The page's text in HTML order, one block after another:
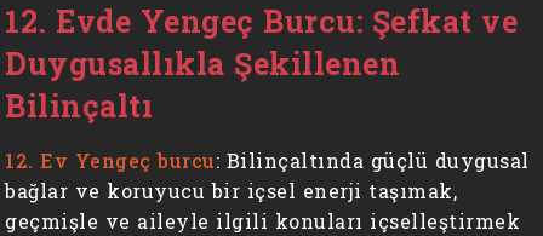
12. Evde Yengeç Burcu: Şefkat ve
Duygusallıkla Şekillenen
Bilinçaltı
12. Ev Yengeç burcu: Bilinçaltında güçlü duygusal
bağlar ve koruyucu bir içsel enerji taşımak,
geçmişle ve aileyle ilgili konuları içselleştirmek